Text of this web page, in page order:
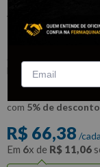
Soquete
mm -
:19L19
GEDORE
R$63,06
com 5% de desconto
R$ 66,38 /cada
Em 6x de R$ 11,06